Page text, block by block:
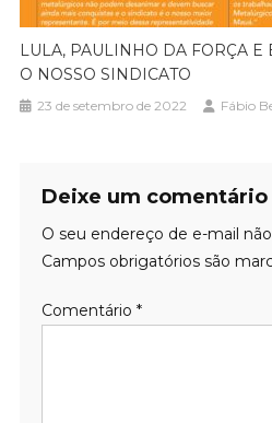
LULA, PAULINHO DA FORÇA
O NOSSO SINDICATO
23 de setembro de 2022 Fábio
Deixe um comentário
O seu endereço de e-mail
Campos obrigatórios são
Comentário *